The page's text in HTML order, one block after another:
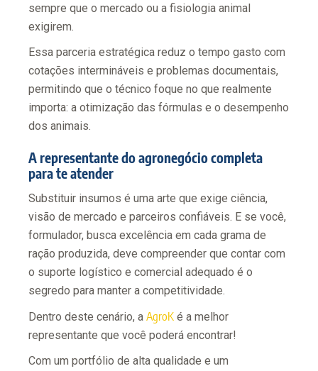
sempre que o mercado ou a fisiologia animal
exigirem.
Essa parceria estratégica reduz o tempo gasto com
cotações intermináveis e problemas documentais,
permitindo que o técnico foque no que realmente
importa: a otimização das fórmulas e o desempenho
dos animais.
A representante do agronegócio completa
para te atender
Substituir insumos é uma arte que exige ciência,
visão de mercado e parceiros confiáveis. E se você,
formulador, busca excelência em cada grama de
ração produzida, deve compreender que contar com
o suporte logístico e comercial adequado é o
segredo para manter a competitividade.
Dentro deste cenário, a AgroK é a melhor
representante que você poderá encontrar!
Com um portfólio de alta qualidade e um